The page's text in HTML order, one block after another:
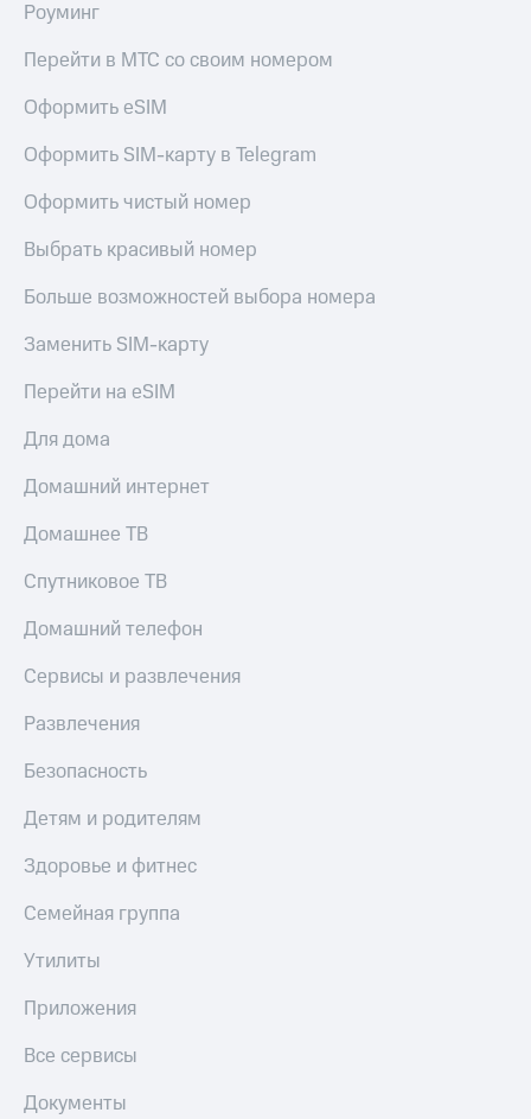
Роуминг
Перейти в МТС со своим номером
Оформить eSIM
Оформить SIM-карту в Telegram
Оформить чистый номер
Выбрать красивый номер
Больше возможностей выбора номера
Заменить SIM-карту
Перейти на eSIM
Для дома
Домашний интернет
Домашнее ТВ
Спутниковое ТВ
Домашний телефон
Сервисы и развлечения
Развлечения
Безопасность
Детям и родителям
Здоровье и фитнес
Семейная группа
Утилиты
Приложения
Все сервисы
Документы